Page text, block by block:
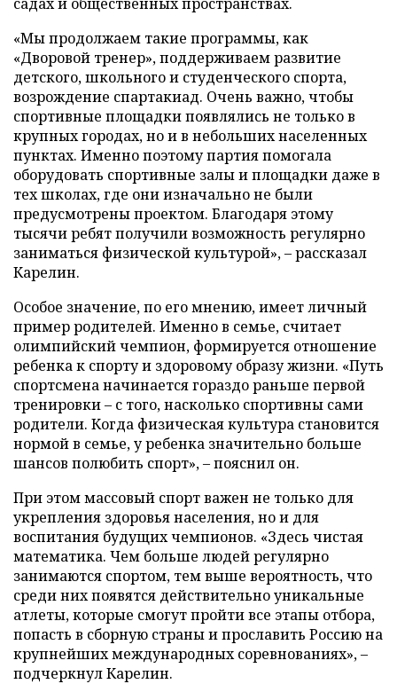
«Мы продолжаем такие программы, как
«Дворовой тренер», поддерживаем развитие
детского, школьного и студенческого спорта,
возрождение спартакиад. Очень важно, чтобы
спортивные площадки появлялись не только в
крупных городах, но и в небольших населенных
пунктах. Именно поэтому партия помогала
оборудовать спортивные залы и площадки даже в
тех школах, где они изначально не были
предусмотрены проектом. Благодаря этому
тысячи ребят получили возможность регулярно
заниматься физической культурой», – рассказал
Карелин.
Особое значение, по его мнению, имеет личный
пример родителей. Именно в семье, считает
олимпийский чемпион, формируется отношение
ребенка к спорту и здоровому образу жизни. «Путь
спортсмена начинается гораздо раньше первой
тренировки – с того, насколько спортивны сами
родители. Когда физическая культура становится
нормой в семье, у ребенка значительно больше
шансов полюбить спорт», – пояснил он.
При этом массовый спорт важен не только для
укрепления здоровья населения, но и для
воспитания будущих чемпионов. «Здесь чистая
математика. Чем больше людей регулярно
занимаются спортом, тем выше вероятность, что
среди них появятся действительно уникальные
атлеты, которые смогут пройти все этапы отбора,
попасть в сборную страны и прославить Россию на
крупнейших международных соревнованиях», –
подчеркнул Карелин.